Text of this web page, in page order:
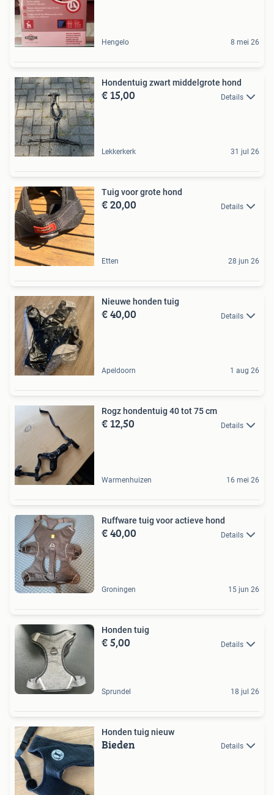
Hengelo 8 mei 26
Hondentuig zwart middelgrote hond
€ 15,00 Details
Lekkerkerk 31 jul 26
Tuig voor grote hond
€ 20,00 Details
Etten 28 jun 26
Nieuwe honden tuig
€ 40,00 Details
Apeldoorn 1 aug 26
Rogz hondentuig 40 tot 75 cm
€ 12,50 Details
Warmenhuizen 16 mei 26
Ruffware tuig voor actieve hond
€ 40,00 Details
Groningen 15 jun 26
Honden tuig
€ 5,00 Details
Sprundel 18 jul 26
Honden tuig nieuw
Bieden Details